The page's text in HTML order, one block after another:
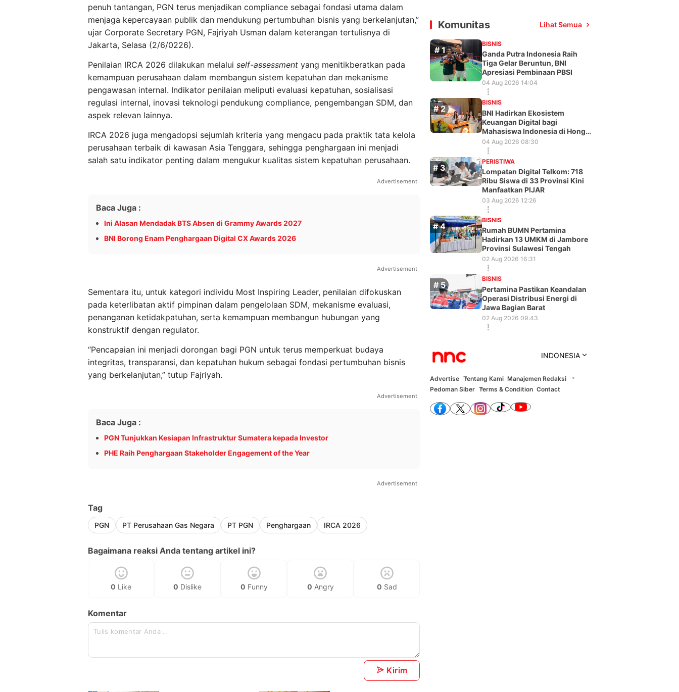
penuh tantangan, PGN terus menjadikan compliance sebagai fondasi utama dalam
menjaga kepercayaan publik dan mendukung pertumbuhan bisnis yang berkelanjutan,”
ujar Corporate Secretary PGN, Fajriyah Usman dalam keterangan tertulisnya di
Jakarta, Selasa (2/6/0226).
Penilaian IRCA 2026 dilakukan melalui self-assessment yang menitikberatkan pada
kemampuan perusahaan dalam membangun sistem kepatuhan dan mekanisme
pengawasan internal. Indikator penilaian meliputi evaluasi kepatuhan, sosialisasi
regulasi internal, inovasi teknologi pendukung compliance, pengembangan SDM, dan
aspek relevan lainnya.
IRCA 2026 juga mengadopsi sejumlah kriteria yang mengacu pada praktik tata kelola
perusahaan terbaik di kawasan Asia Tenggara, sehingga penghargaan ini menjadi
salah satu indikator penting dalam mengukur kualitas sistem kepatuhan perusahaan.
Advertisement
Baca Juga :
Ini Alasan Mendadak BTS Absen di Grammy Awards 2027
BNI Borong Enam Penghargaan Digital CX Awards 2026
Advertisement
Sementara itu, untuk kategori individu Most Inspiring Leader, penilaian difokuskan
pada keterlibatan aktif pimpinan dalam pengelolaan SDM, mekanisme evaluasi,
penanganan ketidakpatuhan, serta kemampuan membangun hubungan yang
konstruktif dengan regulator.
“Pencapaian ini menjadi dorongan bagi PGN untuk terus memperkuat budaya
integritas, transparansi, dan kepatuhan hukum sebagai fondasi pertumbuhan bisnis
yang berkelanjutan,” tutup Fajriyah.
Advertisement
Baca Juga :
PGN Tunjukkan Kesiapan Infrastruktur Sumatera kepada Investor
PHE Raih Penghargaan Stakeholder Engagement of the Year
Advertisement
Tag
PGN PT Perusahaan Gas Negara PT PGN Penghargaan IRCA 2026
Bagaimana reaksi Anda tentang artikel ini?
0 Like 0 Dislike 0 Funny 0 Angry 0 Sad
Komentar
Kirim
Komunitas Lihat Semua
BISNIS
Ganda Putra Indonesia Raih
Tiga Gelar Beruntun, BNI
Apresiasi Pembinaan PBSI
04 Aug 2026 14:04
BISNIS
BNI Hadirkan Ekosistem
Keuangan Digital bagi
Mahasiswa Indonesia di Hong
Kong
04 Aug 2026 08:30
PERISTIWA
Lompatan Digital Telkom: 718
Ribu Siswa di 33 Provinsi Kini
Manfaatkan PIJAR
03 Aug 2026 12:26
BISNIS
Rumah BUMN Pertamina
Hadirkan 13 UMKM di Jambore
Provinsi Sulawesi Tengah
02 Aug 2026 16:31
BISNIS
Pertamina Pastikan Keandalan
Operasi Distribusi Energi di
Jawa Bagian Barat
02 Aug 2026 09:43
INDONESIA
Advertise Tentang Kami Manajemen Redaksi
Pedoman Siber Terms & Condition Contact